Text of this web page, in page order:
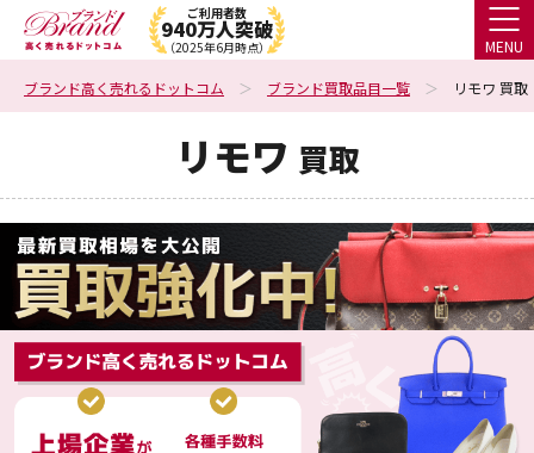
ご利用者数
940万人突破
（2025年6月時点） MENU
ブランド高く売れるドットコム ブランド買取品目一覧 リモワ 買取
リモワ 買取